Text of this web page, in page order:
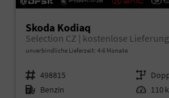
Skoda Kodiaq
Selection CZ | kostenlose
unverbindliche Lieferzeit: 4-6 Monate
Fahrzeugnr. 498815 Getriebe
Kraftstoff Benzin Leistung 110